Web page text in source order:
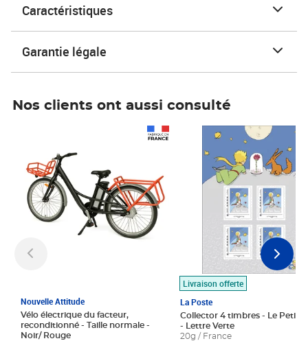
Caractéristiques
Garantie légale
Nos clients ont aussi consulté
Nouvelle Attitude
Vélo électrique du facteur,
reconditionné - Taille normale -
Noir/ Rouge
Livraison offerte
La Poste
Collector 4 timbres - Le Petit
- Lettre Verte
20g / France
Prix 7,50€